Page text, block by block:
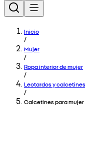
Inicio
/
Mujer
/
Ropa interior de mujer
/
Leotardos y
/
Calcetines para mujer